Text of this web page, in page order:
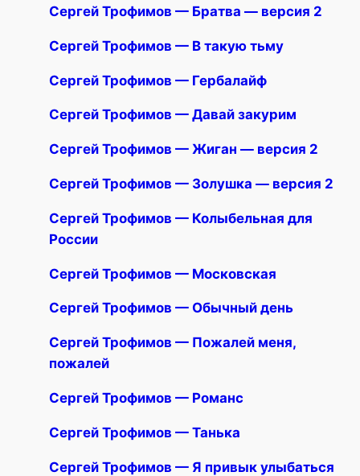
Сергей Трофимов — Братва — версия 2
Сергей Трофимов — В такую тьму
Сергей Трофимов — Гербалайф
Сергей Трофимов — Давай закурим
Сергей Трофимов — Жиган — версия 2
Сергей Трофимов — Золушка — версия 2
Сергей Трофимов — Колыбельная для
России
Сергей Трофимов — Московская
Сергей Трофимов — Обычный день
Сергей Трофимов — Пожалей меня,
пожалей
Сергей Трофимов — Романс
Сергей Трофимов — Танька
Сергей Трофимов — Я привык улыбаться